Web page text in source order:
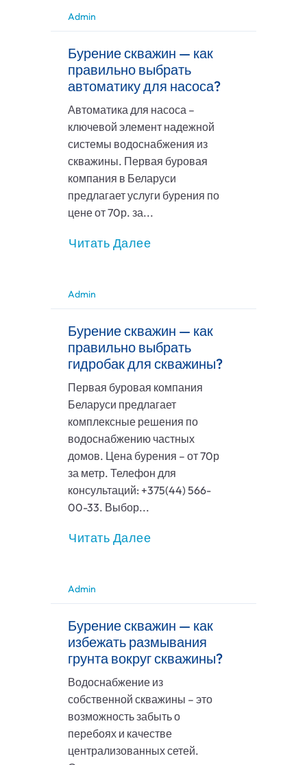
Admin
Бурение скважин — как
правильно выбрать
автоматику для насоса?
Автоматика для насоса –
ключевой элемент надежной
системы водоснабжения из
скважины. Первая буровая
компания в Беларуси
предлагает услуги бурения по
цене от 70р. за...
Читать Далее
Admin
Бурение скважин — как
правильно выбрать
гидробак для скважины?
Первая буровая компания
Беларуси предлагает
комплексные решения по
водоснабжению частных
домов. Цена бурения – от 70р
за метр. Телефон для
консультаций: +375(44) 566-
00-33. Выбор...
Читать Далее
Admin
Бурение скважин — как
избежать размывания
грунта вокруг скважины?
Водоснабжение из
собственной скважины – это
возможность забыть о
перебоях и качестве
централизованных сетей.